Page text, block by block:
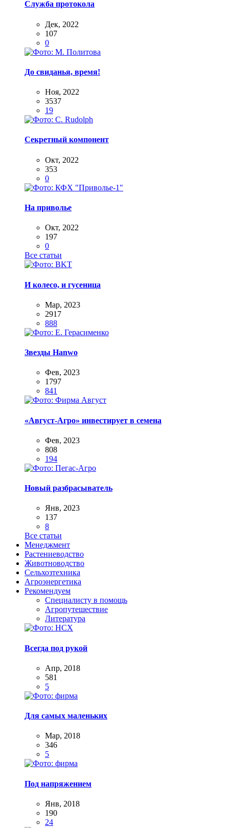
Служба протокола
Дек, 2022
107
0
До свиданья, время!
Ноя, 2022
3537
19
Секретный компонент
Окт, 2022
353
0
На приволье
Окт, 2022
197
0
Все статьи
И колесо, и гусеница
Мар, 2023
2917
888
Звезды Hanwo
Фев, 2023
1797
841
«Август-Агро» инвестирует в семена
Фев, 2023
808
194
Новый разбрасыватель
Янв, 2023
137
8
Все статьи
Менеджмент
Растениеводство
Животноводство
Сельхозтехника
Агроэнергетика
Рекомендуем
Специалисту в помощь
Агропутешествие
Литература
Всегда под рукой
Апр, 2018
581
5
Для самых маленьких
Мар, 2018
346
5
Под напряжением
Янв, 2018
190
24